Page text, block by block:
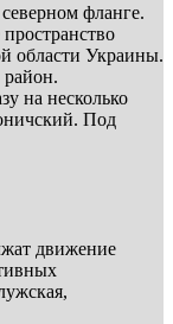
фланге.
области Украины.
район.
на несколько
Под
движение